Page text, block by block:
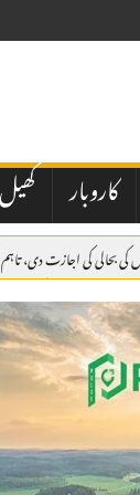
کاروبار کھیل
شاہد خاقان عباسی کی